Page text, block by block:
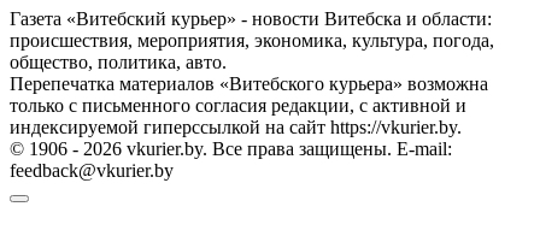
Газета «Витебский курьер» - новости Витебска и области:
происшествия, мероприятия, экономика, культура, погода,
общество, политика, авто.
Перепечатка материалов «Витебского курьера» возможна
только с письменного согласия редакции, с активной и
индексируемой гиперссылкой на сайт https://vkurier.by.
© 1906 - 2026 vkurier.by. Все права защищены. E-mail:
feedback@vkurier.by